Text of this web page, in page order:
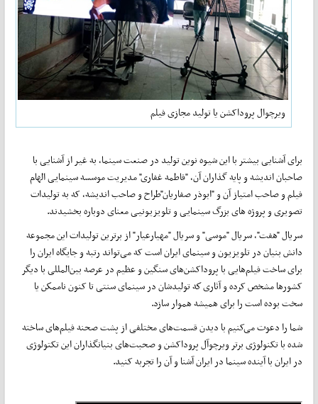
ویرچوال پروداکشن یا تولید مجازی فیلم
برای آشنایی بیشتر با این شیوه نوین تولید در صنعت سینما، به غیر از آشنایی با
صاحبان انديشه و پایه گذاران آن، "فاطمه غفاری" مديريت موسسه سينمايی الهام
فيلم و صاحب امتياز آن و "ابوذر صفاریان"طراح و صاحب انديشه، که به تولیدات
تصويری و پروژه های بزرگ سينمايی و تلويزيونيی معنای دوباره بخشیدند.
سریال "هفت"، سریال "موسی" و سریال "مهیارعیار" از برترین تولیدات این مجموعه
دانش بنیان در تلويزيون و سینمای ایران است که می‌تواند رتبه و جايگاه ایران را
برای ساخت فیلم‌هایی با پروداکشن‌های سنگین و عظیم در عرصه بین‌المللی با دیگر
کشورها مشخص کرده و آثاری كه توليدشان در سینمای سنتی تا کنون ناممكن یا
سخت بوده است را برای همیشه هموار سازد.
شما را دعوت می‌کنیم با دیدن قسمت‌های مختلفی از پشت صحنه فیلم‌های ساخته
شده با تکنولوژی برتر ویرچوآل پروداکشن و صحبت‌های بنیانگذاران این تکتولوژی
در ایران با آینده سینما در ایران آشنا و آن را تجربه کنید.